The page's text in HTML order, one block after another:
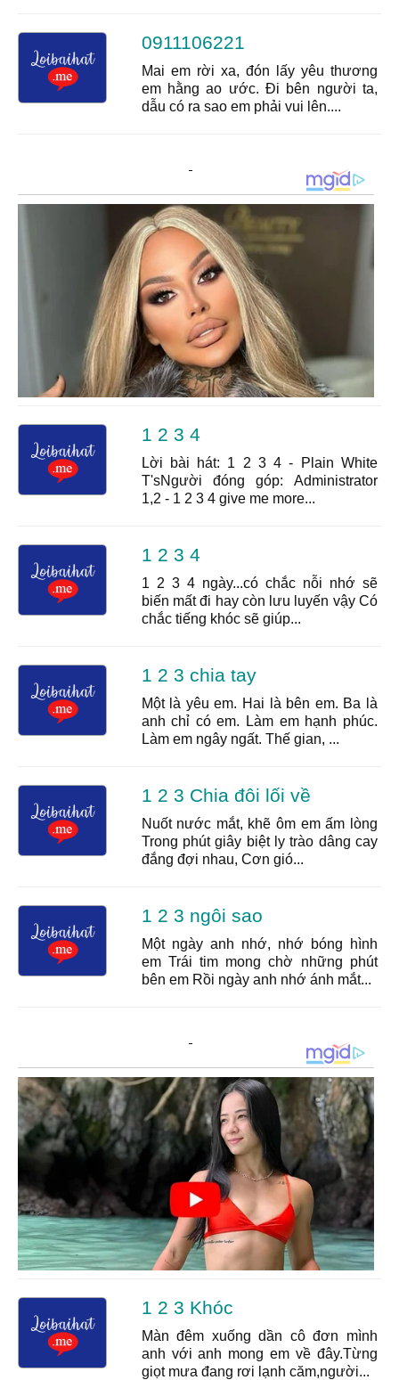
0911106221
Mai em rời xa, đón lấy yêu thương
em hằng ao ước. Đi bên người ta,
dẫu có ra sao em phải vui lên....
1 2 3 4
Lời bài hát: 1 2 3 4 - Plain White
T'sNgười đóng góp: Administrator
1,2 - 1 2 3 4 give me more...
1 2 3 4
1 2 3 4 ngày...có chắc nỗi nhớ sẽ
biến mất đi hay còn lưu luyến vậy Có
chắc tiếng khóc sẽ giúp...
1 2 3 chia tay
Một là yêu em. Hai là bên em. Ba là
anh chỉ có em. Làm em hạnh phúc.
Làm em ngây ngất. Thế gian, ...
1 2 3 Chia đôi lối về
Nuốt nước mắt, khẽ ôm em ấm lòng
Trong phút giây biệt ly trào dâng cay
đắng đợi nhau, Cơn gió...
1 2 3 ngôi sao
Một ngày anh nhớ, nhớ bóng hình
em Trái tim mong chờ những phút
bên em Rồi ngày anh nhớ ánh mắt...
1 2 3 Khóc
Màn đêm xuống dần cô đơn mình
anh với anh mong em về đây.Từng
giọt mưa đang rơi lạnh căm,người...